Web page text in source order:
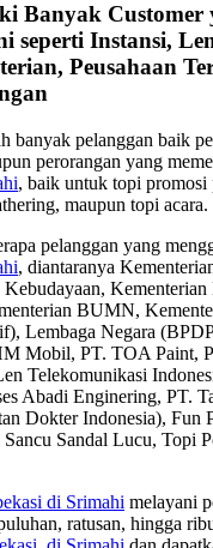
Banyak Customer
seperti Instansi,
Peusahaan
banyak pelanggan baik
perorangan yang
, baik untuk topi promosi
maupun topi acara.
pelanggan yang
, diantaranya
Kebudayaan,
BUMN,
Lembaga Negara
Mobil, PT. TOA Paint,
Telekomunikasi
Abadi Enginering, PT.
Dokter Indonesia), Fun
Sandal Lucu, Topi
di Srimahi melayani
ratusan, hingga